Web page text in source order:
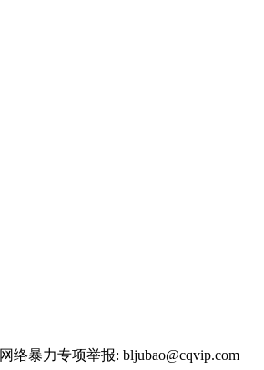
暴力专项举报: bljubao@cqvip.com